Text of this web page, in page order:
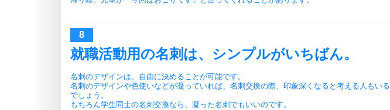
就職活動用の名刺は、シンプルがいちばん。
名刺のデザインは、自由に決めることが可能です。
名刺のデザインや色使いなどが凝っていれば、名刺交換の際、印象深くなると考える人もいる
でしょう。
もちろん学生同士の名刺交換なら、凝った名刺でもいいのです。